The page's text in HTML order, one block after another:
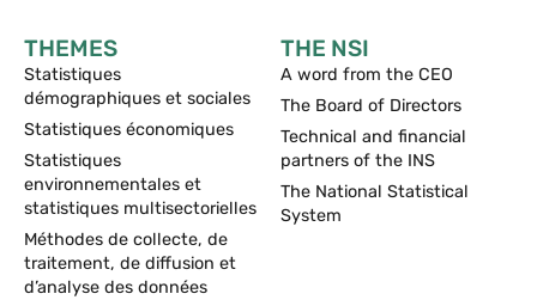
THEMES
Statistiques
démographiques et sociales
Statistiques économiques
Statistiques
environnementales et
statistiques multisectorielles
Méthodes de collecte, de
traitement, de diffusion et
d’analyse des données
THE NSI
A word from the CEO
The Board of Directors
Technical and financial
partners of the INS
The National Statistical
System